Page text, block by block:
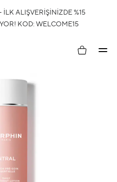
ALIŞVERİŞİNİZDE %15
KOD: WELCOME15
Hesabım